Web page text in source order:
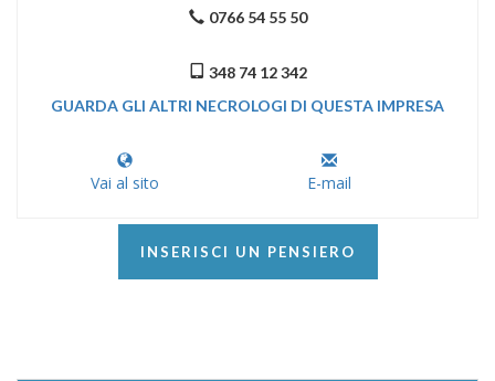
0766 54 55 50
348 74 12 342
GUARDA GLI ALTRI NECROLOGI DI QUESTA IMPRESA
Vai al sito E-mail
INSERISCI UN PENSIERO